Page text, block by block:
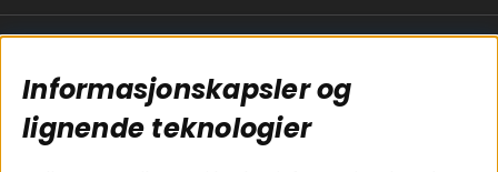
Koblingsguide for
subwoofers
Tilkobling av
Cookies
Kjøpsvilkår
Personvernpolicy
Informasjonskapsler og
lignende teknologier